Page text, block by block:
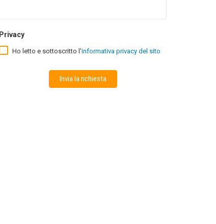
Privacy
Ho letto e sottoscritto l'informativa privacy del sito
Invia la richiesta